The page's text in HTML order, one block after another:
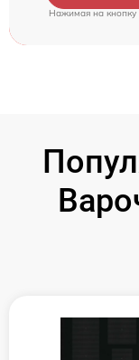
Нажимая на кнопку